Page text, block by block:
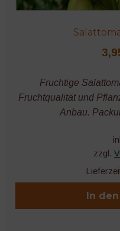
Fruchtige
Fruchtqualität und
Anbau.
zzgl.
In